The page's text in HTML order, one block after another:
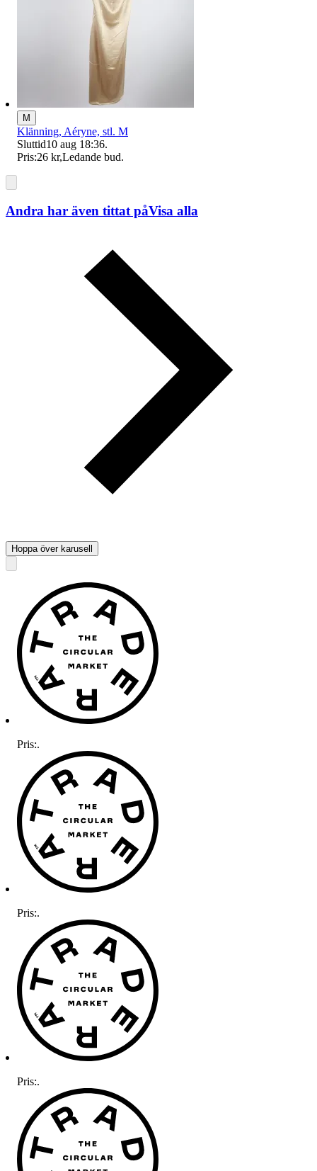
M
Klänning, Aéryne, stl. M
Sluttid10 aug 18:36.
Pris:26 kr,Ledande bud.
Andra har även tittat påVisa alla
Hoppa över karusell
Pris:.
Pris:.
Pris:.